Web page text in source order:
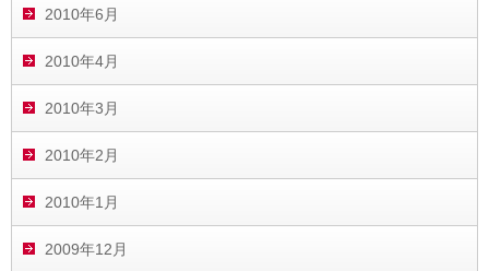
2010年6月
2010年4月
2010年3月
2010年2月
2010年1月
2009年12月